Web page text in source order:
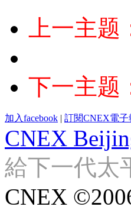
上一主题
下一主题
加入facebook | 訂閱CNEX電子
CNEX
給下一代太
CNEX